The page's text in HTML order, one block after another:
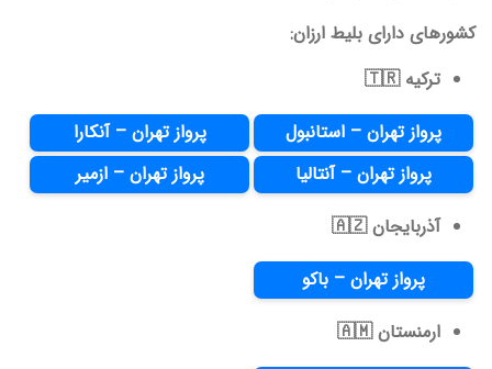
کشورهای دارای بلیط ارزان:
ترکیه 🇹🇷
پرواز تهران – استانبول
پرواز تهران – آنکارا
پرواز تهران – آنتالیا
پرواز تهران – ازمیر
آذربایجان 🇦🇿
پرواز تهران – باکو
ارمنستان 🇦🇲